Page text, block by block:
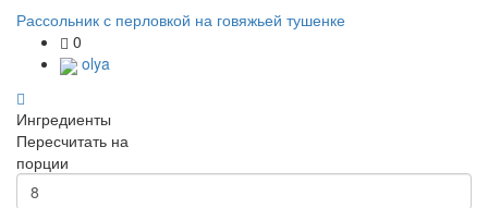
Рассольник с перловкой на говяжьей тушенке
0
olya
Ингредиенты
Пересчитать на
порции